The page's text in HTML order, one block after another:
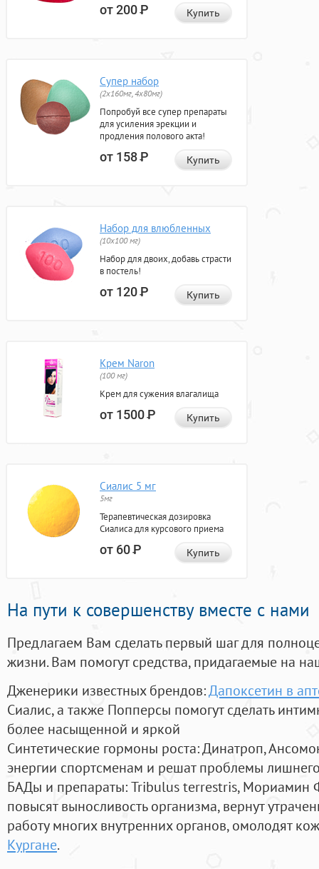
от 200Р Купить
Супер набор
(2х160мг, 4х80мг)
Попробуй все супер препараты
для усиления эрекции и
продления полового акта!
от 158Р Купить
Набор для влюбленных
(10х100 мг)
Набор для двоих, добавь страсти
в постель!
от 120Р Купить
Крем Naron
(100 мг)
Крем для сужения влагалища
от 1500Р Купить
Сиалис 5 мг
5мг
Терапевтическая дозировка
Сиалиса для курсового приема
от 60Р Купить
На пути к совершенству вместе с нами
Предлагаем Вам сделать первый шаг для
жизни. Вам помогут средства, придагаемые на
Дженерики известных брендов:Дапоксетин в
Сиалис, а также Попперсы помогут сделать
более насыщенной и яркой
Синтетические гормоны роста: Динатроп,
энергии спортсменам и решат проблемы
БАДы и препараты:Tribulus terrestris, Мориамин
повысят выносливость организма, вернут
работу многих внутренних органов, омолодят
Кургане.